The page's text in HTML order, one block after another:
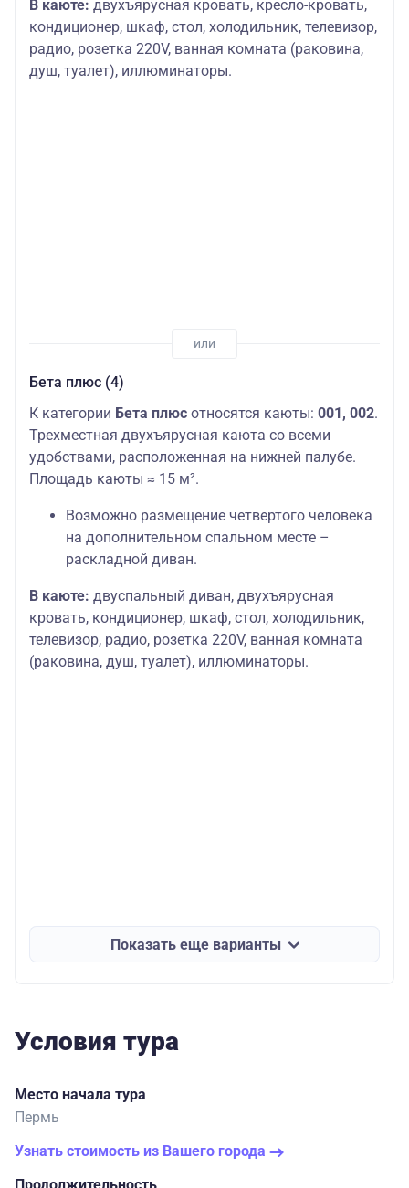
В каюте: двухъярусная кровать, кресло-кровать,
кондиционер, шкаф, стол, холодильник, телевизор,
радио, розетка 220V, ванная комната (раковина,
душ, туалет), иллюминаторы.
Бета плюс (4)
К категории Бета плюс относятся каюты: 001, 002.
Трехместная двухъярусная каюта со всеми
удобствами, расположенная на нижней палубе.
Площадь каюты ≈ 15 м².
Возможно размещение четвертого человека
на дополнительном спальном месте –
раскладной диван.
В каюте: двуспальный диван, двухъярусная
кровать, кондиционер, шкаф, стол, холодильник,
телевизор, радио, розетка 220V, ванная комната
(раковина, душ, туалет), иллюминаторы.
Показать еще варианты
Условия тура
Место начала тура
Пермь
Узнать стоимость из Вашего города